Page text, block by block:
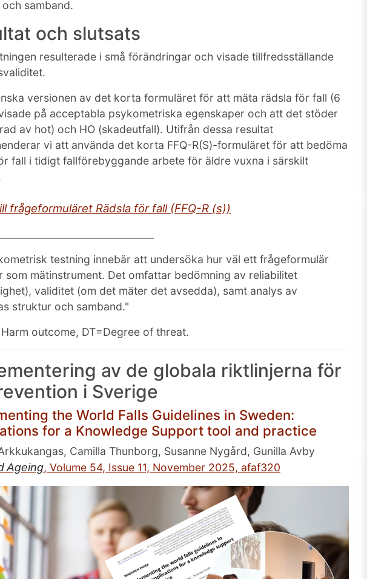
samband.
och slutsats
resulterade i små förändringar och visade tillfredsställande
versionen av det korta formuläret för att mäta rädsla för fall (6
på acceptabla psykometriska egenskaper och att det stöder
av hot) och HO (skadeutfall). Utifrån dessa resultat
vi att använda det korta FFQ-R(S)-formuläret för att bedöma
fall i tidigt fallförebyggande arbete för äldre vuxna i särskilt
frågeformuläret Rädsla för fall (FFQ-R (s))
testning innebär att undersöka hur väl ett frågeformulär
som mätinstrument. Det omfattar bedömning av reliabilitet
validitet (om det mäter det avsedda), samt analys av
struktur och samband."
outcome, DT=Degree of threat.
av de globala riktlinjerna för
i Sverige
the World Falls Guidelines in Sweden:
for a Knowledge Support tool and practice
Camilla Thunborg, Susanne Nygård, Gunilla Avby
Ageing, Volume 54, Issue 11, November 2025, afaf320